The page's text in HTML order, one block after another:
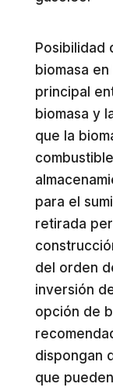
Posibilidad
biomasa
principal
biomasa y
que la
para el
retirada
del orden
inversión
opción de
dispongan
que